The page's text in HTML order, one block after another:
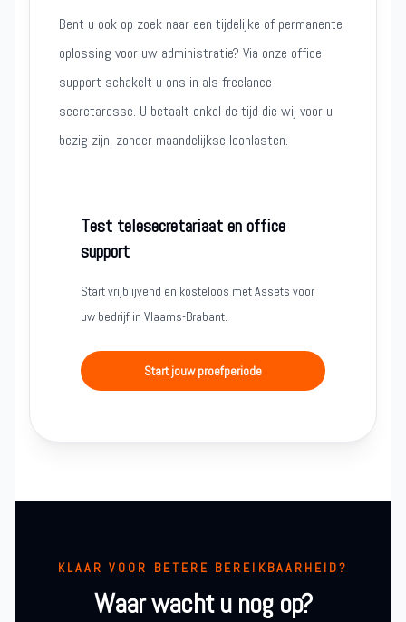
Bent u ook op zoek naar een tijdelijke of permanente
oplossing voor uw administratie? Via onze office
support schakelt u ons in als freelance
secretaresse. U betaalt enkel de tijd die wij voor u
bezig zijn, zonder maandelijkse loonlasten.
Test telesecretariaat en office
support
Start vrijblijvend en kosteloos met Assets voor
uw bedrijf in Vlaams-Brabant.
Start jouw proefperiode
KLAAR VOOR BETERE BEREIKBAARHEID?
Waar wacht u nog op?